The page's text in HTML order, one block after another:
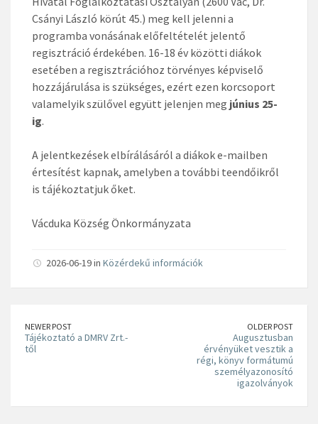
Csányi László körút 45.) meg kell jelenni a
programba vonásának előfeltételét jelentő
regisztráció érdekében. 16-18 év közötti diákok
esetében a regisztrációhoz törvényes képviselő
hozzájárulása is szükséges, ezért ezen korcsoport
valamelyik szülővel együtt jelenjen meg június 25-
ig.
A jelentkezések elbírálásáról a diákok e-mailben
értesítést kapnak, amelyben a további teendőikről
is tájékoztatjuk őket.
Vácduka Község Önkormányzata
2026-06-19 in Közérdekű információk
NEWER POST
Tájékoztató a DMRV Zrt.-
től
OLDER POST
Augusztusban
érvényüket vesztik a
régi, könyv formátumú
személyazonosító
igazolványok